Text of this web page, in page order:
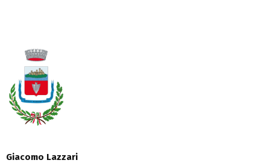
Giacomo Lazzari